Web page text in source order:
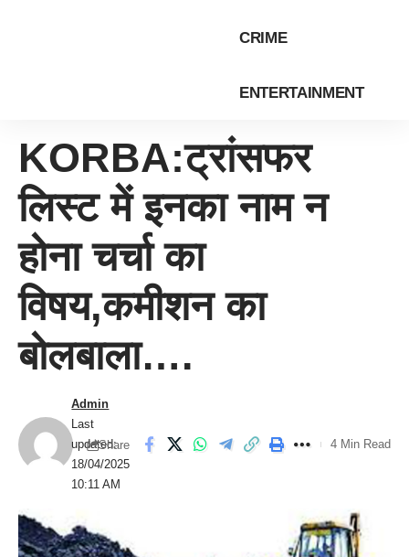
CRIME
ENTERTAINMENT
KORBA:ट्रांसफर
लिस्ट में इनका नाम न
होना चर्चा का
विषय,कमीशन का
बोलबाला….
Last
updated:
18/04/2025
10:11 AM
Admin
Share 4 Min Read